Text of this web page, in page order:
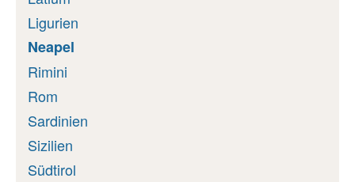
Ligurien
Neapel
Rimini
Rom
Sardinien
Sizilien
Südtirol